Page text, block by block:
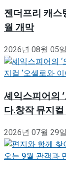
젠더프리 캐스
월 개막
2026년 08월 05일
셰익스피어의
다.창작 뮤지
2026년 07월 29일